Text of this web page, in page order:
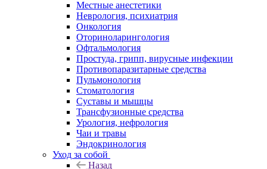
Местные анестетики
Неврология, психиатрия
Онкология
Оториноларингология
Офтальмология
Простуда, грипп, вирусные инфекции
Противопаразитарные средства
Пульмонология
Стоматология
Суставы и мышцы
Трансфузионные средства
Урология, нефрология
Чаи и травы
Эндокринология
Уход за собой
Назад